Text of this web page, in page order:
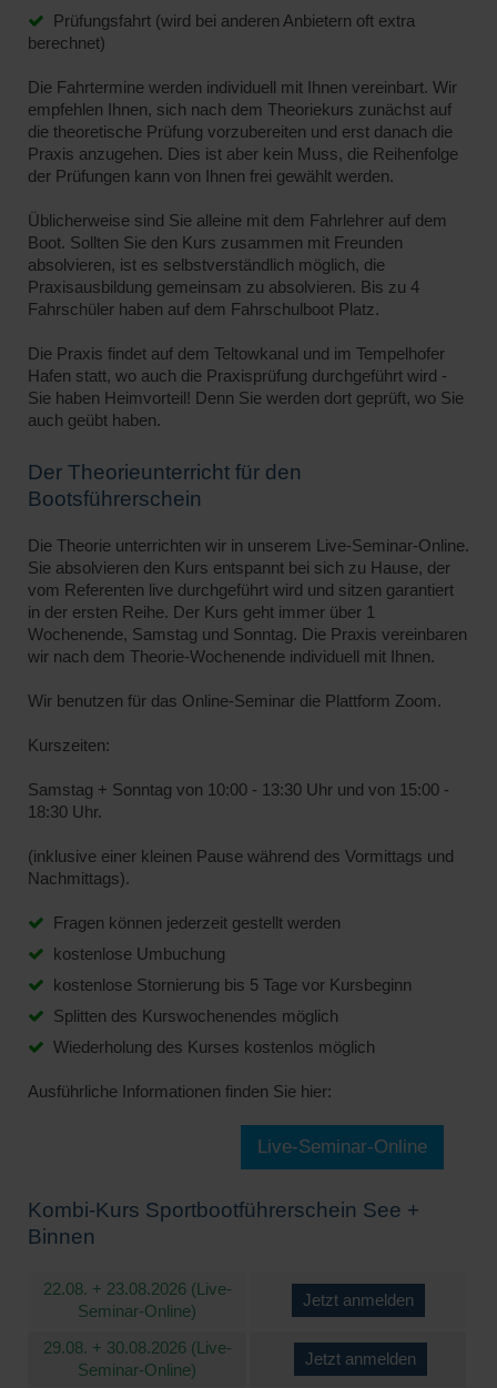
Prüfungsfahrt (wird bei anderen Anbietern oft extra
berechnet)
Die Fahrtermine werden individuell mit Ihnen vereinbart. Wir
empfehlen Ihnen, sich nach dem Theoriekurs zunächst auf
die theoretische Prüfung vorzubereiten und erst danach die
Praxis anzugehen. Dies ist aber kein Muss, die Reihenfolge
der Prüfungen kann von Ihnen frei gewählt werden.
Üblicherweise sind Sie alleine mit dem Fahrlehrer auf dem
Boot. Sollten Sie den Kurs zusammen mit Freunden
absolvieren, ist es selbstverständlich möglich, die
Praxisausbildung gemeinsam zu absolvieren. Bis zu 4
Fahrschüler haben auf dem Fahrschulboot Platz.
Die Praxis findet auf dem Teltowkanal und im Tempelhofer
Hafen statt, wo auch die Praxisprüfung durchgeführt wird -
Sie haben Heimvorteil! Denn Sie werden dort geprüft, wo Sie
auch geübt haben.
Der Theorieunterricht für den
Bootsführerschein
Die Theorie unterrichten wir in unserem Live-Seminar-Online.
Sie absolvieren den Kurs entspannt bei sich zu Hause, der
vom Referenten live durchgeführt wird und sitzen garantiert
in der ersten Reihe. Der Kurs geht immer über 1
Wochenende, Samstag und Sonntag. Die Praxis vereinbaren
wir nach dem Theorie-Wochenende individuell mit Ihnen.
Wir benutzen für das Online-Seminar die Plattform Zoom.
Kurszeiten:
Samstag + Sonntag von 10:00 - 13:30 Uhr und von 15:00 -
18:30 Uhr.
(inklusive einer kleinen Pause während des Vormittags und
Nachmittags).
Fragen können jederzeit gestellt werden
kostenlose Umbuchung
kostenlose Stornierung bis 5 Tage vor Kursbeginn
Splitten des Kurswochenendes möglich
Wiederholung des Kurses kostenlos möglich
Ausführliche Informationen finden Sie hier:
Live-Seminar-Online
Kombi-Kurs Sportbootführerschein See +
Binnen
22.08. + 23.08.2026 (Live-
Seminar-Online)
Jetzt anmelden
29.08. + 30.08.2026 (Live-
Seminar-Online)
Jetzt anmelden